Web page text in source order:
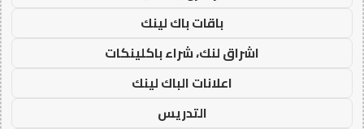
باقات باك لينك
اشراق لنك، شراء باكلينكات
اعلانات الباك لينك
التدريس